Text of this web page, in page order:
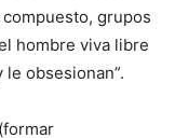
grupos
hombre viva libre
obsesionan”.